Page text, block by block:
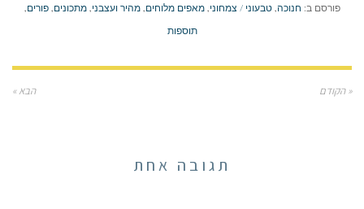
פורסם ב: חנוכה,טבעוני / צמחוני,מאפים מלוחים,מהיר ועצבני,מתכונים,פורים,
תוספות
« הקודם הבא »
תגובה אחת